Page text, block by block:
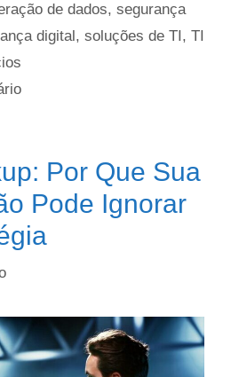
de dados, segurança
digital , soluções de TI , TI
Por Que Sua
Pode Ignorar